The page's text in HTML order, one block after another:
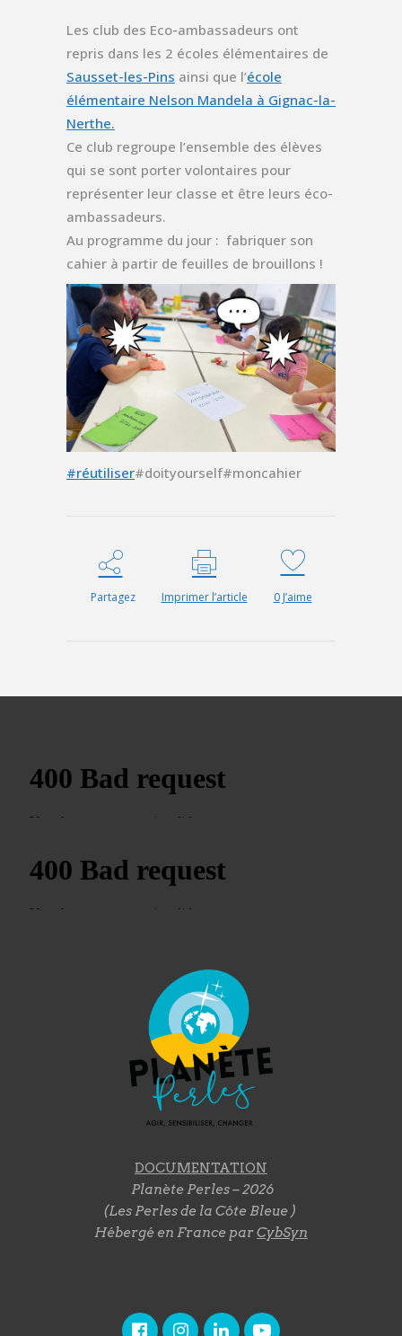
Les club des Eco-ambassadeurs ont
repris dans les 2 écoles élémentaires de
Sausset-les-Pins ainsi que l’école
élémentaire Nelson Mandela à Gignac-la-
Nerthe.
Ce club regroupe l’ensemble des élèves
qui se sont porter volontaires pour
représenter leur classe et être leurs éco-
ambassadeurs.
Au programme du jour : fabriquer son
cahier à partir de feuilles de brouillons !
#réutiliser#doityourself#moncahier
Partagez Imprimer l’article 0J’aime
DOCUMENTATION
Planète Perles – 2026
(Les Perles de la Côte Bleue )
Hébergé en France parCybSyn